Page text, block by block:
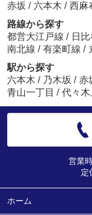
赤坂 / 六本木 / 西麻
路線から探す
都営大江戸線 / 日
南北線 / 有楽町線 /
駅から探す
六本木 / 乃木坂 / 赤
青山一丁目 / 代々
営業
定
ホーム